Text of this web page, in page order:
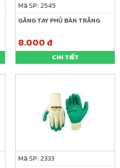
Mã SP: 2545
GĂNG TAY PHỦ BÀN TRẮNG
8.000 đ
CHI TIẾT
Mã SP: 2333